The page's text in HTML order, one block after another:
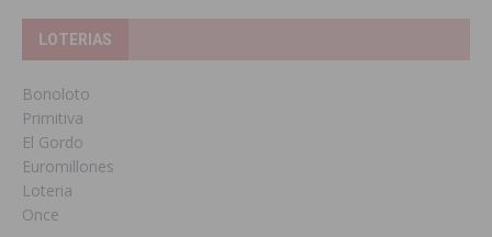
LOTERIAS
Bonoloto
Primitiva
El Gordo
Euromillones
Loteria
Once